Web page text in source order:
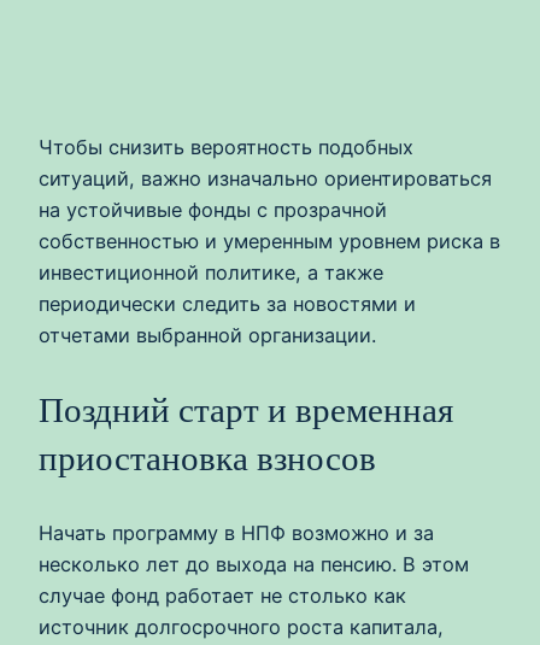
Чтобы снизить вероятность подобных
ситуаций, важно изначально ориентироваться
на устойчивые фонды с прозрачной
собственностью и умеренным уровнем риска в
инвестиционной политике, а также
периодически следить за новостями и
отчетами выбранной организации.
Поздний старт и временная
приостановка взносов
Начать программу в НПФ возможно и за
несколько лет до выхода на пенсию. В этом
случае фонд работает не столько как
источник долгосрочного роста капитала,